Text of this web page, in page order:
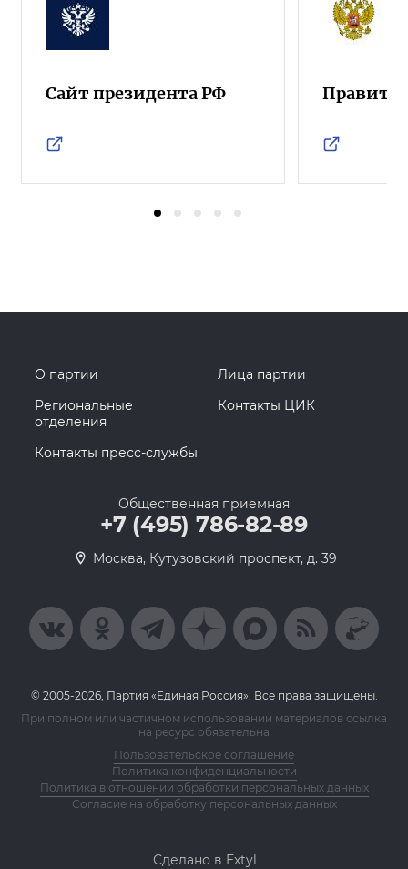
Сайт президента РФ
О партии
Лица партии
Региональные
отделения
Контакты ЦИК
Контакты пресс-службы
Общественная приемная
+7 (495) 786-82-89
Москва, Кутузовский проспект, д. 39
© 2005-2026, Партия «Единая Россия». Все права защищены.
При полном или частичном использовании материалов ссылка
на ресурс обязательна
Пользовательское соглашение
Политика конфиденциальности
Политика в отношении обработки персональных данных
Согласие на обработку персональных данных
Сделано в Extyl